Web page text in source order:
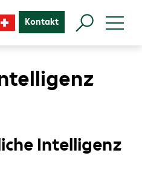
Kontakt
Intelligenz